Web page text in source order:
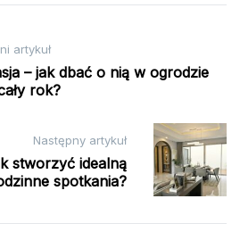
artykuł
– jak dbać o nią w ogrodzie
rok?
Następny artykuł
stworzyć idealną
spotkania?